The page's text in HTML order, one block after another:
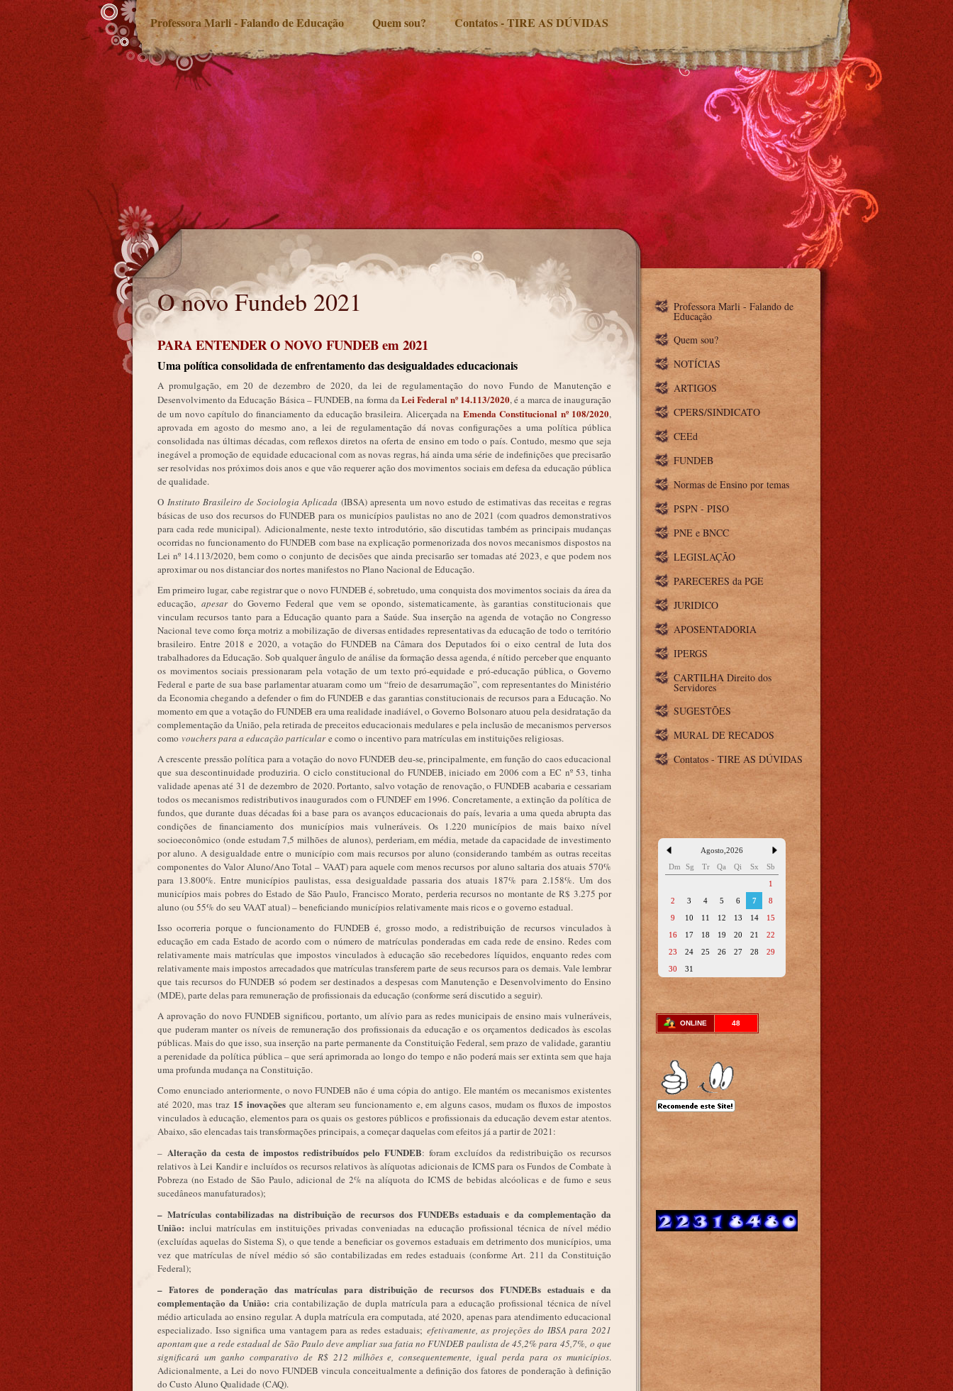
Professora Marli - Falando de Educação Quem sou? Contatos - TIRE AS DÚVIDAS
O novo Fundeb 2021
O novo Fundeb 2021
PARA ENTENDER O NOVO FUNDEB em 2021
Uma política consolidada de enfrentamento das desigualdades educacionais
A promulgação, em 20 de dezembro de 2020, da lei de regulamentação do novo Fundo de Manutenção e
Desenvolvimento da Educação Básica – FUNDEB, na forma daLei Federal nº 14.113/2020, é a marca de inauguração
de um novo capítulo do financiamento da educação brasileira. Alicerçada na Emenda Constitucional nº 108/2020,
aprovada em agosto do mesmo ano, a lei de regulamentação dá novas configurações a uma política pública
consolidada nas últimas décadas, com reflexos diretos na oferta de ensino em todo o país. Contudo, mesmo que seja
inegável a promoção de equidade educacional com as novas regras, há ainda uma série de indefinições que precisarão
ser resolvidas nos próximos dois anos e que vão requerer ação dos movimentos sociais em defesa da educação pública
de qualidade.
OInstituto Brasileiro de Sociologia Aplicada(IBSA) apresenta um novo estudo de estimativas das receitas e regras
básicas de uso dos recursos do FUNDEB para os municípios paulistas no ano de 2021 (com quadros demonstrativos
para cada rede municipal). Adicionalmente, neste texto introdutório, são discutidas também as principais mudanças
ocorridas no funcionamento do FUNDEB com base na explicação pormenorizada dos novos mecanismos dispostos na
Lei nº 14.113/2020, bem como o conjunto de decisões que ainda precisarão ser tomadas até 2023, e que podem nos
aproximar ou nos distanciar dos nortes manifestos no Plano Nacional de Educação.
Em primeiro lugar, cabe registrar que o novo FUNDEB é, sobretudo, uma conquista dos movimentos sociais da área da
educação, apesardo Governo Federal que vem se opondo, sistematicamente, às garantias constitucionais que
vinculam recursos tanto para a Educação quanto para a Saúde. Sua inserção na agenda de votação no Congresso
Nacional teve como força motriz a mobilização de diversas entidades representativas da educação de todo o território
brasileiro. Entre 2018 e 2020, a votação do FUNDEB na Câmara dos Deputados foi o eixo central de luta dos
trabalhadores da Educação. Sob qualquer ângulo de análise da formação dessa agenda, é nítido perceber que enquanto
os movimentos sociais pressionaram pela votação de um texto pró-equidade e pró-educação pública, o Governo
Federal e parte de sua base parlamentar atuaram como um “freio de desarrumação”, com representantes do Ministério
da Economia chegando a defender o fim do FUNDEB e das garantias constitucionais de recursos para a Educação. No
momento em que a votação do FUNDEB era uma realidade inadiável, o Governo Bolsonaro atuou pela desidratação da
complementação da União, pela retirada de preceitos educacionais medulares e pela inclusão de mecanismos perversos
como vouchers para a educação particulare como o incentivo para matrículas em instituições religiosas.
A crescente pressão política para a votação do novo FUNDEB deu-se, principalmente, em função do caos educacional
que sua descontinuidade produziria. O ciclo constitucional do FUNDEB, iniciado em 2006 com a EC nº 53, tinha
validade apenas até 31 de dezembro de 2020. Portanto, salvo votação de renovação, o FUNDEB acabaria e cessariam
todos os mecanismos redistributivos inaugurados com o FUNDEF em 1996. Concretamente, a extinção da política de
fundos, que durante duas décadas foi a base para os avanços educacionais do país, levaria a uma queda abrupta das
condições de financiamento dos municípios mais vulneráveis. Os 1.220 municípios de mais baixo nível
socioeconômico (onde estudam 7,5 milhões de alunos), perderiam, em média, metade da capacidade de investimento
por aluno. A desigualdade entre o município com mais recursos por aluno (considerando também as outras receitas
componentes do Valor Aluno/Ano Total – VAAT) para aquele com menos recursos por aluno saltaria dos atuais 570%
para 13.800%. Entre municípios paulistas, essa desigualdade passaria dos atuais 187% para 2.158%. Um dos
municípios mais pobres do Estado de São Paulo, Francisco Morato, perderia recursos no montante de R$ 3.275 por
aluno (ou 55% do seu VAAT atual) – beneficiando municípios relativamente mais ricos e o governo estadual.
Isso ocorreria porque o funcionamento do FUNDEB é, grosso modo, a redistribuição de recursos vinculados à
educação em cada Estado de acordo com o número de matrículas ponderadas em cada rede de ensino. Redes com
relativamente mais matrículas que impostos vinculados à educação são recebedores líquidos, enquanto redes com
relativamente mais impostos arrecadados que matrículas transferem parte de seus recursos para os demais. Vale lembrar
que tais recursos do FUNDEB só podem ser destinados a despesas com Manutenção e Desenvolvimento do Ensino
(MDE), parte delas para remuneração de profissionais da educação (conforme será discutido a seguir).
A aprovação do novo FUNDEB significou, portanto, um alívio para as redes municipais de ensino mais vulneráveis,
que puderam manter os níveis de remuneração dos profissionais da educação e os orçamentos dedicados às escolas
públicas. Mais do que isso, sua inserção na parte permanente da Constituição Federal, sem prazo de validade, garantiu
a perenidade da política pública – que será aprimorada ao longo do tempo e não poderá mais ser extinta sem que haja
uma profunda mudança na Constituição.
Como enunciado anteriormente, o novo FUNDEB não é uma cópia do antigo. Ele mantém os mecanismos existentes
até 2020, mas traz 15 inovaçõesque alteram seu funcionamento e, em alguns casos, mudam os fluxos de impostos
vinculados à educação, elementos para os quais os gestores públicos e profissionais da educação devem estar atentos.
Abaixo, são elencadas tais transformações principais, a começar daquelas com efeitos já a partir de 2021:
– Alteração da cesta de impostos redistribuídos pelo FUNDEB: foram excluídos da redistribuição os recursos
relativos à Lei Kandir e incluídos os recursos relativos às alíquotas adicionais de ICMS para os Fundos de Combate à
Pobreza (no Estado de São Paulo, adicional de 2% na alíquota do ICMS de bebidas alcóolicas e de fumo e seus
sucedâneos manufaturados);
– Matrículas contabilizadas na distribuição de recursos dos FUNDEBs estaduais e da complementação da
União:inclui matrículas em instituições privadas conveniadas na educação profissional técnica de nível médio
(excluídas aquelas do Sistema S), o que tende a beneficiar os governos estaduais em detrimento dos municípios, uma
vez que matrículas de nível médio só são contabilizadas em redes estaduais (conforme Art. 211 da Constituição
Federal);
– Fatores de ponderação das matrículas para distribuição de recursos dos FUNDEBs estaduais e da
complementação da União: cria contabilização de dupla matrícula para a educação profissional técnica de nível
médio articulada ao ensino regular. A dupla matrícula era computada, até 2020, apenas para atendimento educacional
especializado. Isso significa uma vantagem para as redes estaduais; efetivamente, as projeções do IBSA para 2021
apontam que a rede estadual de São Paulo deve ampliar sua fatia no FUNDEB paulista de 45,2% para 45,7%, o que
significará um ganho comparativo de R$ 212 milhões e, consequentemente, igual perda para os municípios.
Adicionalmente, a Lei do novo FUNDEB vincula conceitualmente a definição dos fatores de ponderação à definição
do Custo Aluno Qualidade (CAQ).
Professora Marli - Falando de
Educação
Quem sou?
NOTÍCIAS
ARTIGOS
CPERS/SINDICATO
CEEd
FUNDEB
Normas de Ensino por temas
PSPN - PISO
PNE e BNCC
LEGISLAÇÃO
PARECERES da PGE
JURIDICO
APOSENTADORIA
IPERGS
CARTILHA Direito dos
Servidores
SUGESTÕES
MURAL DE RECADOS
Contatos - TIRE AS DÚVIDAS
Agosto 2026
Dm
Sg Tr Qa Qi Sx
Sb
1
2
3 4 5 6 7
8
9
10 11 12 13 14
15
16
17 18 19 20 21
22
23
24 25 26 27 28
29
30
31
ONLINE 48